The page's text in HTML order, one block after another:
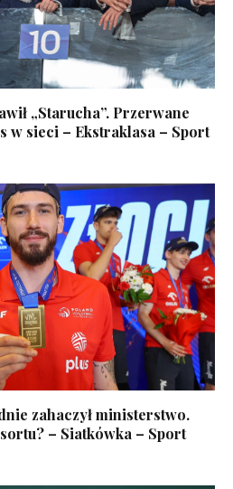
„Starucha”. Przerwane
w sieci – Ekstraklasa – Sport
zahaczył ministerstwo.
– Siatkówka – Sport